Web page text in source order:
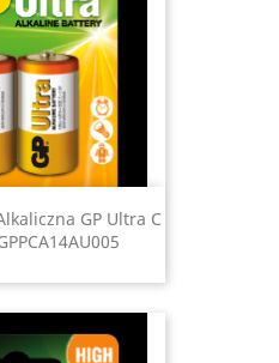
GP Ultra C